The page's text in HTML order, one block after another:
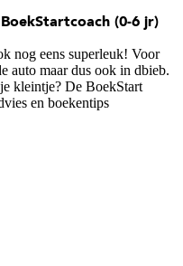
(0-6 jr)
nog eens superleuk! Voor
auto maar dus ook in dbieb.
kleintje? De BoekStart
en boekentips